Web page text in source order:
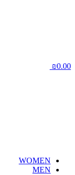
₪0.00
WOMEN
MEN